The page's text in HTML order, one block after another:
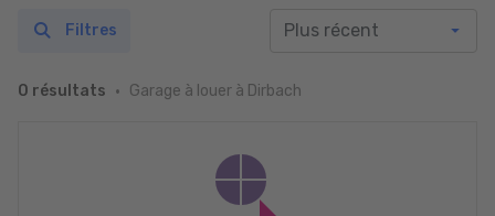
0 résultats Garage à louer à Dirbach
Filtres